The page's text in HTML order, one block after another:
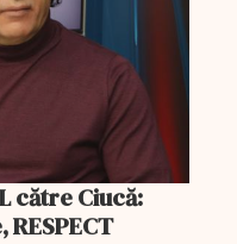
către Ciucă: